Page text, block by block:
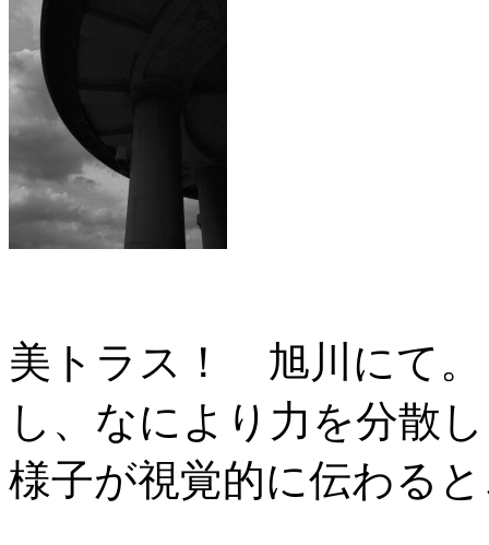
美トラス！ 旭川にて。
し、なにより力を分散
様子が視覚的に伝わる